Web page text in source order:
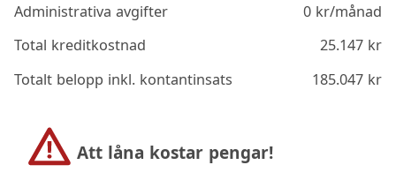
Administrativa avgifter
0kr/månad
Total kreditkostnad
25.147kr
Totalt belopp inkl. kontantinsats
185.047kr
Att låna kostar pengar!